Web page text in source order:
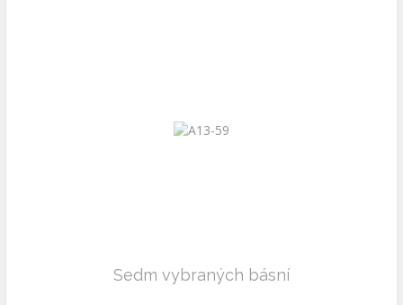
Sedm vybraných básní